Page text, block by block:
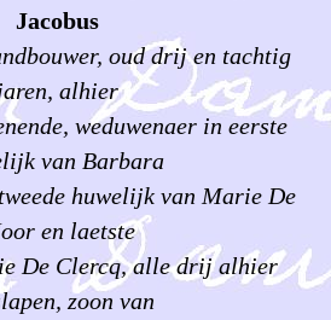
Jacobus
oud drij en tachtig
alhier
weduwenaer in eerste
van Barbara
huwelijk van Marie De
en laetste
De Clercq, alle drij alhier
zoon van